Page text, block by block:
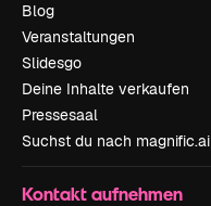
Blog
Veranstaltungen
Slidesgo
Deine Inhalte verkaufen
Pressesaal
Suchst du nach magnific.ai
Kontakt aufnehmen